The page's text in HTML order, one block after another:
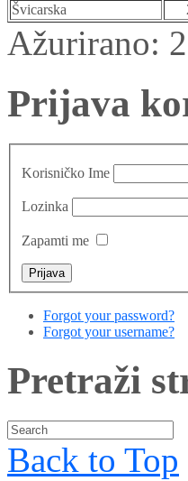
Švicarska
Ažurirano:
Prijava
Korisničko Ime
Lozinka
Zapamti me
Forgot your password?
Forgot your username?
Pretraži
Back to Top